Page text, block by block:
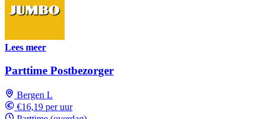
Lees meer
Parttime Postbezorger
Bergen L
€16,19 per uur